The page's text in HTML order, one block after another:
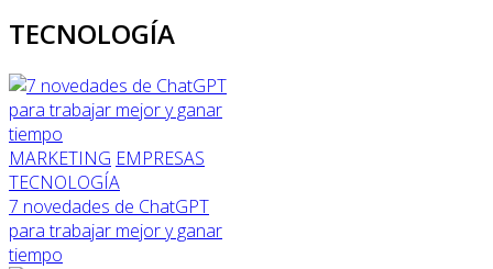
TECNOLOGÍA
MARKETING EMPRESAS
TECNOLOGÍA
7 novedades de ChatGPT
para trabajar mejor y ganar
tiempo